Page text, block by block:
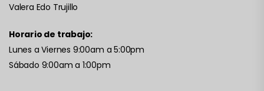
Valera Edo Trujillo
Horario de trabajo:
Lunes a Viernes 9:00am a 5:00pm
Sábado 9:00am a 1:00pm